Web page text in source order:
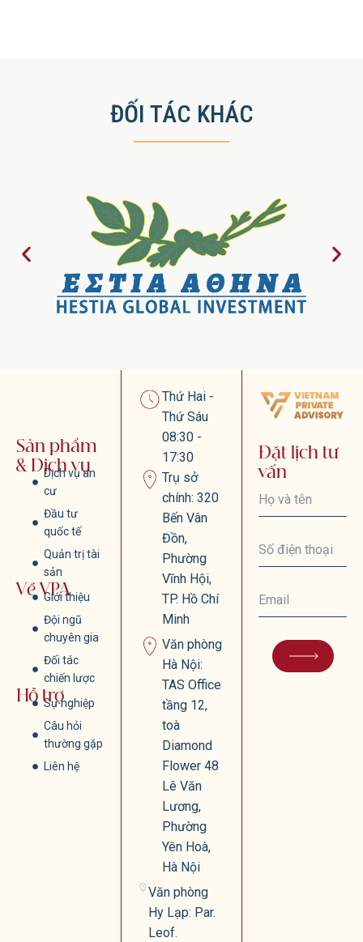
ĐỐI TÁC KHÁC
Sản phẩm
& Dịch vụ
Dịch vụ an
cư
Đầu tư
quốc tế
Quản trị tài
sản
Về VPA
Giới thiệu
Đội ngũ
chuyên gia
Đối tác
chiến lược
Hỗ trợSự nghiệp
Câu hỏi
thường gặp
Liên hệ
Thứ Hai -
Thứ Sáu
08:30 -
17:30
Trụ sở
chính: 320
Bến Vân
Đồn,
Phường
Vĩnh Hội,
TP. Hồ Chí
Minh
Văn phòng
Hà Nội:
TAS Office
tầng 12,
toà
Diamond
Flower 48
Lê Văn
Lương,
Phường
Yên Hoà,
Hà Nội
Văn phòng
Hy Lạp: Par.
Leof.
Đặt lịch tư
vấn